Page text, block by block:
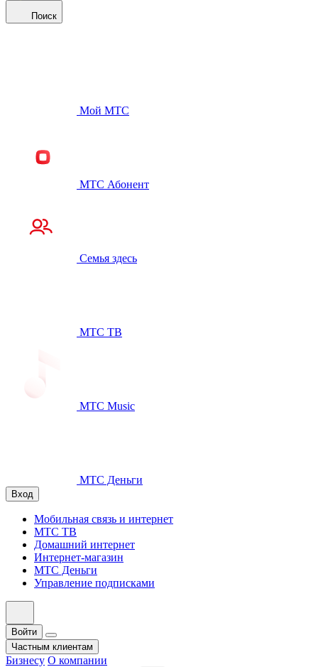
Поиск
Мой МТС
МТС Абонент
Семья здесь
МТС ТВ
МТС Music
МТС Деньги
Вход
Мобильная связь и интернет
МТС ТВ
Домашний интернет
Интернет-магазин
МТС Деньги
Управление подписками
Войти
Частным клиентам
Бизнесу О компании